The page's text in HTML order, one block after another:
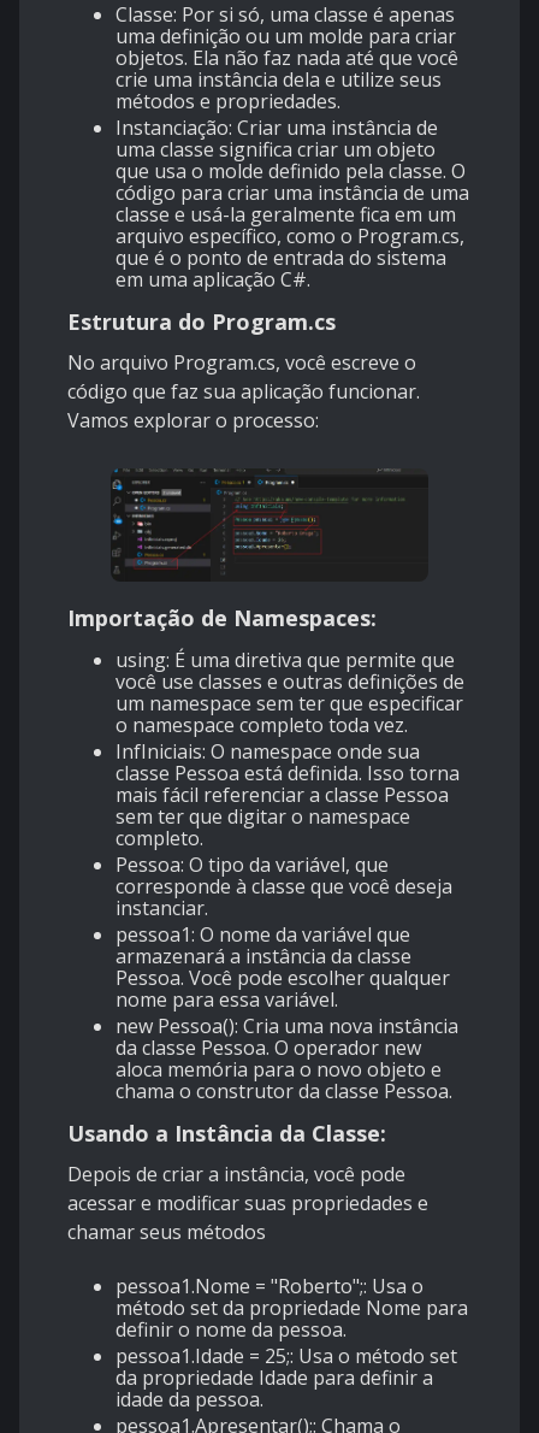
Classe: Por si só, uma classe é apenas
uma definição ou um molde para criar
objetos. Ela não faz nada até que você
crie uma instância dela e utilize seus
métodos e propriedades.
Instanciação: Criar uma instância de
uma classe significa criar um objeto
que usa o molde definido pela classe. O
código para criar uma instância de uma
classe e usá-la geralmente fica em um
arquivo específico, como o Program.cs,
que é o ponto de entrada do sistema
em uma aplicação C#.
Estrutura do Program.cs
No arquivo Program.cs, você escreve o
código que faz sua aplicação funcionar.
Vamos explorar o processo:
Importação de Namespaces:
using: É uma diretiva que permite que
você use classes e outras definições de
um namespace sem ter que especificar
o namespace completo toda vez.
InfIniciais: O namespace onde sua
classe Pessoa está definida. Isso torna
mais fácil referenciar a classe Pessoa
sem ter que digitar o namespace
completo.
Pessoa: O tipo da variável, que
corresponde à classe que você deseja
instanciar.
pessoa1: O nome da variável que
armazenará a instância da classe
Pessoa. Você pode escolher qualquer
nome para essa variável.
new Pessoa(): Cria uma nova instância
da classe Pessoa. O operador new
aloca memória para o novo objeto e
chama o construtor da classe Pessoa.
Usando a Instância da Classe:
Depois de criar a instância, você pode
acessar e modificar suas propriedades e
chamar seus métodos
pessoa1.Nome = "Roberto";: Usa o
método set da propriedade Nome para
definir o nome da pessoa.
pessoa1.Idade = 25;: Usa o método set
da propriedade Idade para definir a
idade da pessoa.
pessoa1.Apresentar();: Chama o